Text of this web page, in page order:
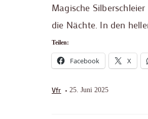
Magische
die Nächte. In den
Teilen:
Facebook X
Vfr 25. Juni 2025